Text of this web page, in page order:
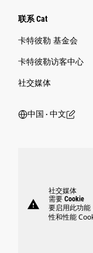
联系 Cat
卡特彼勒 基金会
卡特彼勒访客中心
社交媒体
中国 ‧ 中文
warning
社交媒体
需要 Cookie
要启用此功
性和性能